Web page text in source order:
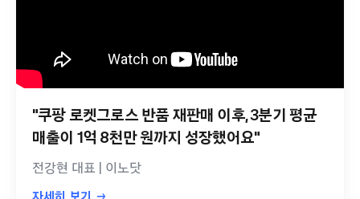
"쿠팡 로켓그로스 반품 재판매 이후, 3분기 평균
매출이 1억 8천만 원까지 성장했어요"
전강현 대표 | 이노닷